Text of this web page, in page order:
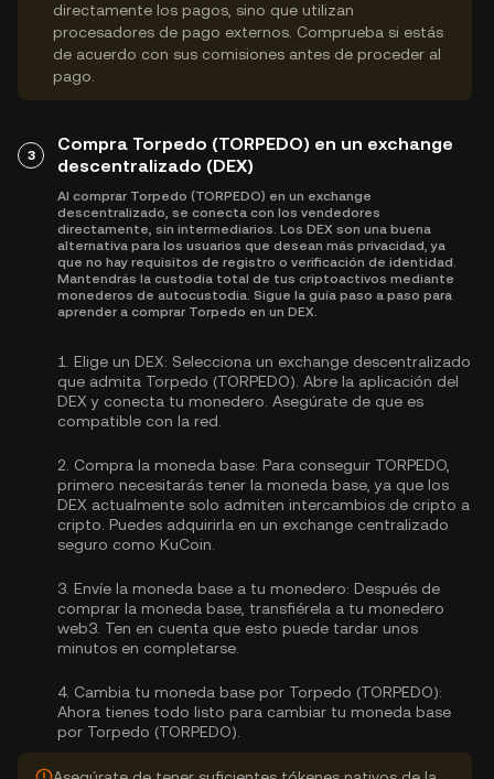
directamente los pagos, sino que utilizan
procesadores de pago externos. Comprueba si estás
de acuerdo con sus comisiones antes de proceder al
pago.
3
Compra Torpedo (TORPEDO) en un exchange
descentralizado (DEX)
Al comprar Torpedo (TORPEDO) en un exchange
descentralizado, se conecta con los vendedores
directamente, sin intermediarios. Los DEX son una buena
alternativa para los usuarios que desean más privacidad, ya
que no hay requisitos de registro o verificación de identidad.
Mantendrás la custodia total de tus criptoactivos mediante
monederos de autocustodia. Sigue la guía paso a paso para
aprender a comprar Torpedo en un DEX.
1. Elige un DEX: Selecciona un exchange descentralizado
que admita Torpedo (TORPEDO). Abre la aplicación del
DEX y conecta tu monedero. Asegúrate de que es
compatible con la red.
2. Compra la moneda base: Para conseguir TORPEDO,
primero necesitarás tener la moneda base, ya que los
DEX actualmente solo admiten intercambios de cripto a
cripto. Puedes adquirirla en un exchange centralizado
seguro como KuCoin.
3. Envíe la moneda base a tu monedero: Después de
comprar la moneda base, transfiérela a tu monedero
web3. Ten en cuenta que esto puede tardar unos
minutos en completarse.
4. Cambia tu moneda base por Torpedo (TORPEDO):
Ahora tienes todo listo para cambiar tu moneda base
por Torpedo (TORPEDO).